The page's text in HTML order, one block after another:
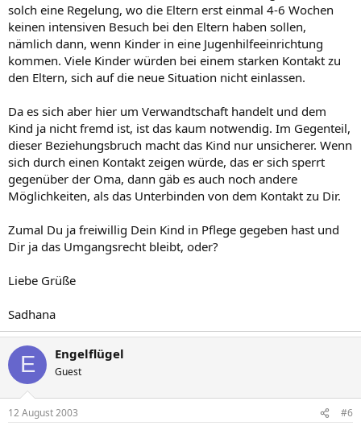
solch eine Regelung, wo die Eltern erst einmal 4-6 Wochen
keinen intensiven Besuch bei den Eltern haben sollen,
nämlich dann, wenn Kinder in eine Jugenhilfeeinrichtung
kommen. Viele Kinder würden bei einem starken Kontakt zu
den Eltern, sich auf die neue Situation nicht einlassen.
Da es sich aber hier um Verwandtschaft handelt und dem
Kind ja nicht fremd ist, ist das kaum notwendig. Im Gegenteil,
dieser Beziehungsbruch macht das Kind nur unsicherer. Wenn
sich durch einen Kontakt zeigen würde, das er sich sperrt
gegenüber der Oma, dann gäb es auch noch andere
Möglichkeiten, als das Unterbinden von dem Kontakt zu Dir.
Zumal Du ja freiwillig Dein Kind in Pflege gegeben hast und
Dir ja das Umgangsrecht bleibt, oder?
Liebe Grüße
Sadhana
E Engelflügel
Guest
12 August 2003 #6